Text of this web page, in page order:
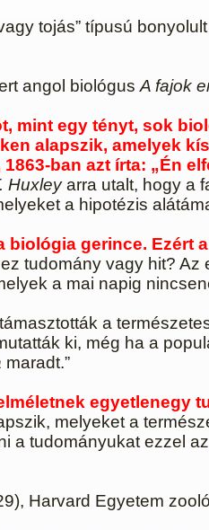
tojás” típusú
angol biológus A fajok
mint egy tényt, sok
alapszik, amelyek
ban azt írta: „Én
Huxleyarra utalt, hogy a
a hipotézis
biológia gerince. Ezért
tudomány vagy hit? Az
a mai napig
a
ki, még ha a
maradt.”
egyetlenegy
melyeket a
a tudományukat ezzel
Harvard Egyetem